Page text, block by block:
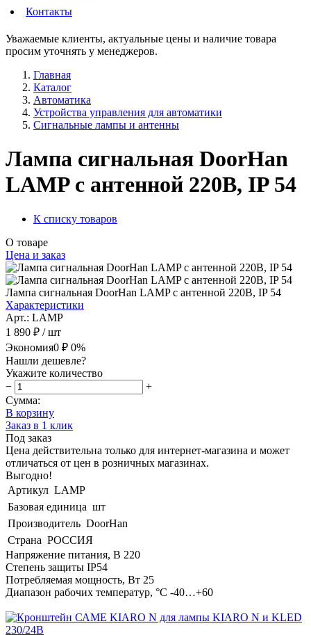
Контакты
Уважаемые клиенты, актуальные цены и наличие товара
просим уточнять у менеджеров.
Главная
Каталог
Автоматика
Устройства управления для автоматики
Сигнальные лампы и антенны
Лампа сигнальная DoorHan
LAMP с антенной 220В, IP 54
К списку товаров
О товаре
Цена и заказ
Лампа сигнальная DoorHan LAMP с антенной 220В, IP 54
Характеристики
Арт.: LAMP
1 890 ₽ / шт
Экономия0 ₽ 0%
Нашли дешевле?
Укажите количество
−
+
Сумма:
В корзину
Заказ в 1 клик
Под заказ
Цена действительна только для интернет-магазина и может
отличаться от цен в розничных магазинах.
Выгодно!
Артикул LAMP
Базовая единица шт
Производитель DoorHan
Страна РОССИЯ
Напряжение питания, В 220
Степень защиты IP54
Потребляемая мощность, Вт 25
Диапазон рабочих температур, °С -40…+60